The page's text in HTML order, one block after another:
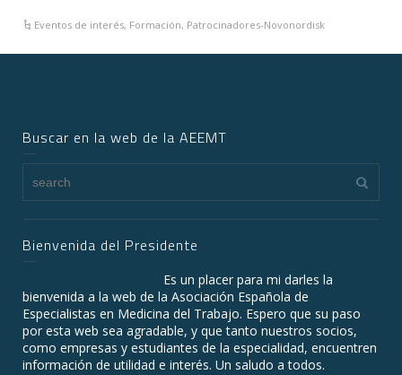
Eventos de interés, Formación, Patrocinadores-Novonordisk
Buscar en la web de la AEEMT
Bienvenida del Presidente
Es un placer para mi darles la
bienvenida a la web de la Asociación Española de
Especialistas en Medicina del Trabajo. Espero que su paso
por esta web sea agradable, y que tanto nuestros socios,
como empresas y estudiantes de la especialidad, encuentren
información de utilidad e interés. Un saludo a todos.